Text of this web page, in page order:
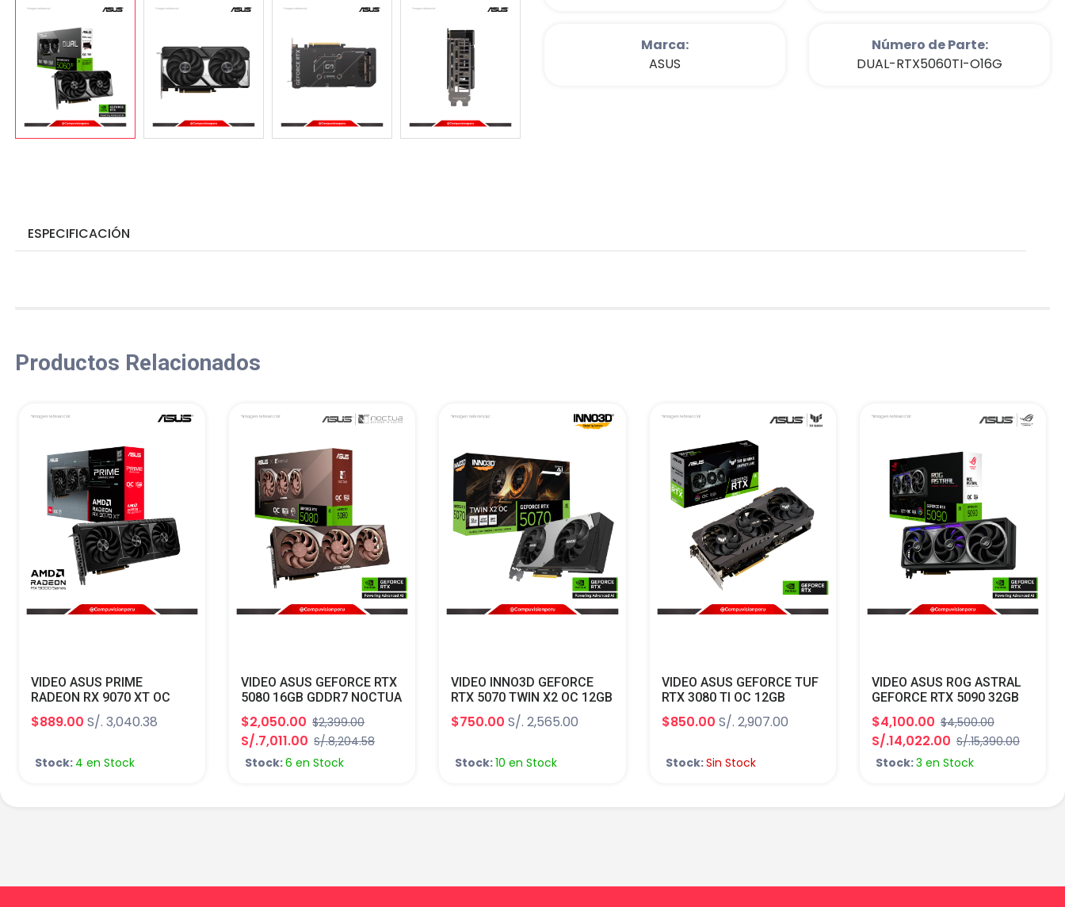
Marca:
ASUS
Número de Parte:
DUAL-RTX5060TI-O16G
ESPECIFICACIÓN
Productos Relacionados
VIDEO ASUS PRIME
RADEON RX 9070 XT OC
EDITION 16GB GDDR6 HDMI
DP 256-BIT PRIME-
$889.00 S/. 3,040.38
Stock: 4 en Stock
VIDEO ASUS GEFORCE RTX
5080 16GB GDDR7 NOCTUA
OC EDITION CUDA 10752
256-BITS HDMI DP
RTX5080-O16G-NOCTUA
$2,050.00 $2,399.00
S/.7,011.00 S/.8,204.58
Stock:6 en Stock
VIDEO INNO3D GEFORCE
RTX 5070 TWIN X2 OC 12GB
GDDR7 192-BIT CUDA 6144
HDMI DP N50702-12D7X-
$750.00 S/. 2,565.00
Stock:10 en Stock
VIDEO ASUS GEFORCE TUF
RTX 3080 TI OC 12GB
GDDR6X CUDA 10240 384-
BIT HDMI/DP TUF-
$850.00 S/. 2,907.00
Stock:Sin Stock
VIDEO ASUS ROG ASTRAL
GEFORCE RTX 5090 32GB
GDDR7 OC EDITION CUDA
21760 512-BIT HDMI DP
ARGB ROG-ASTRAL-
RTX5090-O32G-GAMING
$4,100.00 $4,500.00
S/.14,022.00 S/.15,390.00
Stock:3 en Stock